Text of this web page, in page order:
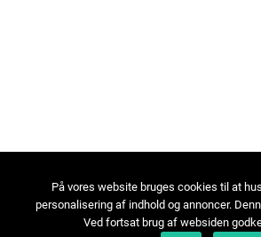
På vores website bruges cookies til at
personalisering af indhold og annoncer.
Ved fortsat brug af websiden